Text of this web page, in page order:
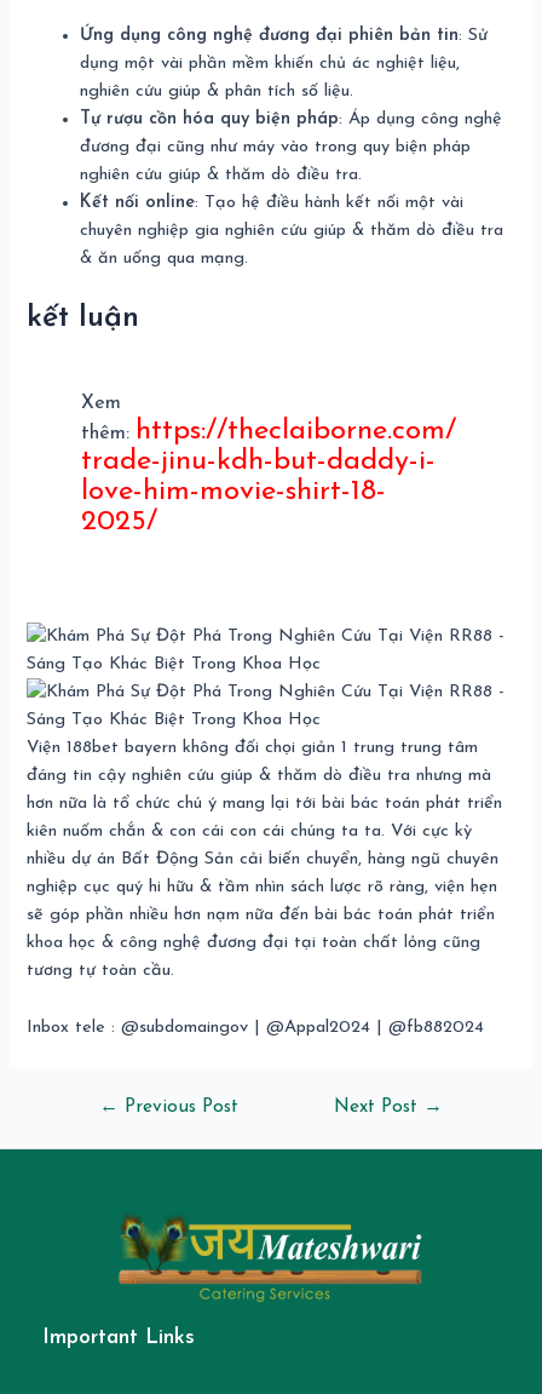
Ứng dụng công nghệ đương đại phiên bản tin: Sử
dụng một vài phần mềm khiến chủ ác nghiệt liệu,
nghiên cứu giúp & phân tích số liệu.
Tự rượu cồn hóa quy biện pháp: Áp dụng công nghệ
đương đại cũng như máy vào trong quy biện pháp
nghiên cứu giúp & thăm dò điều tra.
Kết nối online: Tạo hệ điều hành kết nối một vài
chuyên nghiệp gia nghiên cứu giúp & thăm dò điều tra
& ăn uống qua mạng.
kết luận
Xem
thêm: https://theclaiborne.com/
trade-jinu-kdh-but-daddy-i-
love-him-movie-shirt-18-
2025/
Viện 188bet bayern không đối chọi giản 1 trung trung tâm
đáng tin cậy nghiên cứu giúp & thăm dò điều tra nhưng mà
hơn nữa là tổ chức chú ý mang lại tới bài bác toán phát triển
kiên nuốm chắn & con cái con cái chúng ta ta. Với cực kỳ
nhiều dự án Bất Động Sản cải biến chuyển, hàng ngũ chuyên
nghiệp cục quý hi hữu & tầm nhìn sách lược rõ ràng, viện hẹn
sẽ góp phần nhiều hơn nạm nữa đến bài bác toán phát triển
khoa học & công nghệ đương đại tại toàn chất lỏng cũng
tương tự toàn cầu.
Inbox tele : @subdomaingov | @Appal2024 | @fb882024
← Previous Post Next Post →
Important Links